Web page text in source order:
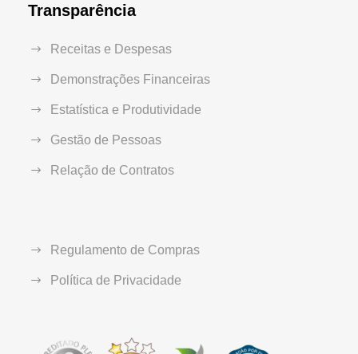
Transparência
Receitas e Despesas
Demonstrações Financeiras
Estatística e Produtividade
Gestão de Pessoas
Relação de Contratos
Regulamento de Compras
Política de Privacidade